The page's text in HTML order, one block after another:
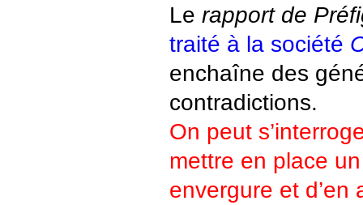
Le rapport de
traité à la société
enchaîne des
contradictions.
On peut
mettre en place
envergure et d’en